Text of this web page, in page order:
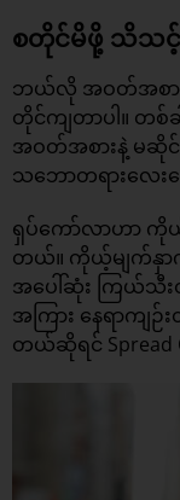
စတိုင်မိဖို့ သိသင့်
ဘယ်လို အဝတ်အစာ
တိုင်ကျတာပါ။ တစ်
အဝတ်အစားနဲ့ မဆိုင်
သဘောတရားလေး
ရှပ်ကော်လာဟာ ကိုယ့်
တယ်။ ကိုယ့်မျက်နှာ
အပေါ်ဆုံး ကြယ်သီး
အကြား နေရာကျဉ်
တယ်ဆိုရင် Spread